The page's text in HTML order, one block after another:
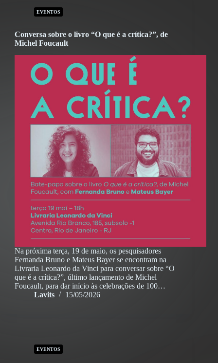
EVENTOS
Conversa sobre o livro “O que é a crítica?”, de
Michel Foucault
Na próxima terça, 19 de maio, os pesquisadores
Fernanda Bruno e Mateus Bayer se encontram na
Livraria Leonardo da Vinci para conversar sobre “O
que é a crítica?”, último lançamento de Michel
Foucault, para dar início às celebrações de 100…
Lavits
15/05/2026
EVENTOS